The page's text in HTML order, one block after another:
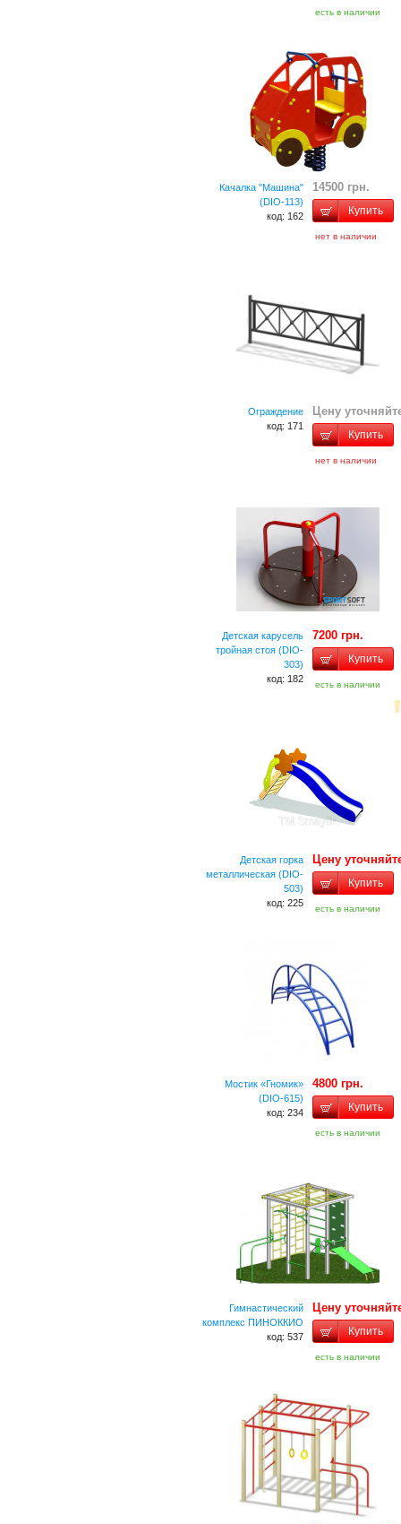
есть в наличии
Качалка "Машина"
(DIO-113)
код: 162
14500 грн.
Купить
нет в наличии
Ограждение
код: 171
Цену
Купить
нет в наличии
Детская карусель
тройная стоя (DIO-
303)
код: 182
7200 грн.
Купить
есть в наличии
Детская горка
металлическая (DIO-
503)
код: 225
Цену
Купить
есть в наличии
Мостик «Гномик»
(DIO-615)
код: 234
4800 грн.
Купить
есть в наличии
Гимнастический
комплекс ПИНОККИО
код: 537
Цену
Купить
есть в наличии